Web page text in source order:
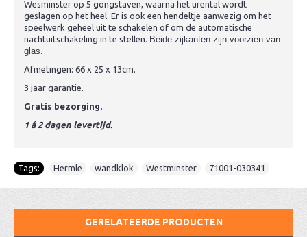
Wesminster op 5 gongstaven, waarna het urental wordt
geslagen op het heel. Er is ook een hendeltje aanwezig om het
speelwerk geheel uit te schakelen of om de automatische
nachtuitschakeling in te stellen. Beide zijkanten zijn voorzien van
glas.
Afmetingen: 66 x 25 x 13cm.
3 jaar garantie.
Gratis bezorging.
1 á 2 dagen levertijd.
Tags: Hermle wandklok Westminster 71001-030341
GERELATEERDE PRODUCTEN